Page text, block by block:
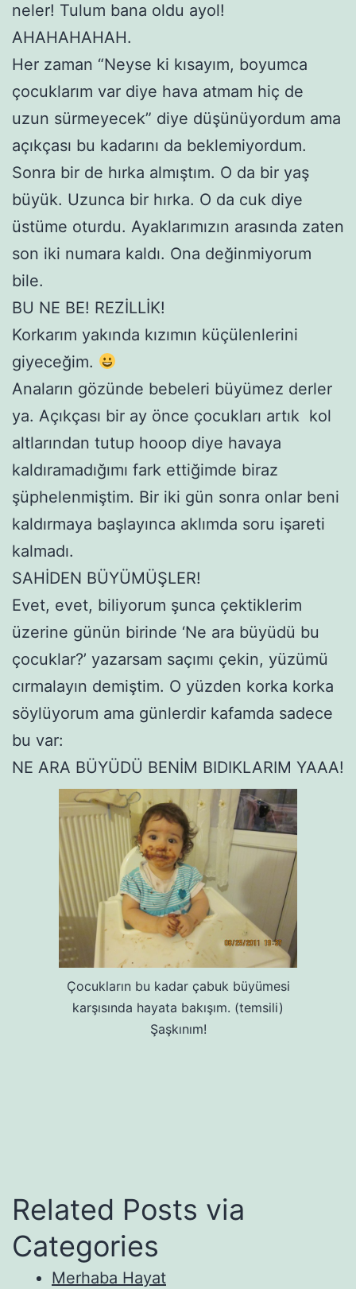
neler! Tulum bana oldu ayol!
AHAHAHAHAH.
Her zaman “Neyse ki kısayım, boyumca
çocuklarım var diye hava atmam hiç de
uzun sürmeyecek” diye düşünüyordum ama
açıkçası bu kadarını da beklemiyordum.
Sonra bir de hırka almıştım. O da bir yaş
büyük. Uzunca bir hırka. O da cuk diye
üstüme oturdu. Ayaklarımızın arasında zaten
son iki numara kaldı. Ona değinmiyorum
bile.
BU NE BE! REZİLLİK!
Korkarım yakında kızımın küçülenlerini
giyeceğim.
Anaların gözünde bebeleri büyümez derler
ya. Açıkçası bir ay önce çocukları artık kol
altlarından tutup hooop diye havaya
kaldıramadığımı fark ettiğimde biraz
şüphelenmiştim. Bir iki gün sonra onlar beni
kaldırmaya başlayınca aklımda soru işareti
kalmadı.
SAHİDEN BÜYÜMÜŞLER!
Evet, evet, biliyorum şunca çektiklerim
üzerine günün birinde ‘Ne ara büyüdü bu
çocuklar?’ yazarsam saçımı çekin, yüzümü
cırmalayın demiştim. O yüzden korka korka
söylüyorum ama günlerdir kafamda sadece
bu var:
NE ARA BÜYÜDÜ BENİM BIDIKLARIM YAAA!
Çocukların bu kadar çabuk büyümesi
karşısında hayata bakışım. (temsili)
Şaşkınım!
Related Posts via
Categories
Merhaba Hayat